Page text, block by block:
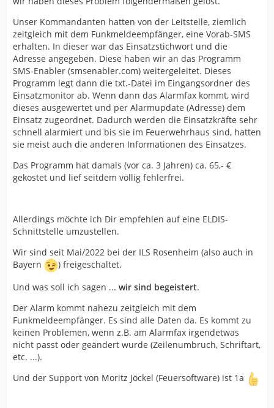
Unser Kommandanten hatten von der Leitstelle, ziemlich
zeitgleich mit dem Funkmeldeempfänger, eine Vorab-SMS
erhalten. In dieser war das Einsatzstichwort und die
Adresse angegeben. Diese haben wir an das Programm
SMS-Enabler (smsenabler.com) weitergeleitet. Dieses
Programm legt dann die txt.-Datei im Eingangsordner des
Einsatzmonitor ab. Wenn dann das Alarmfax kommt, wird
dieses ausgewertet und per Alarmupdate (Adresse) dem
Einsatz zugeordnet. Dadurch werden die Einsatzkräfte sehr
schnell alarmiert und bis sie im Feuerwehrhaus sind, hatten
sie meist auch die anderen Informationen des Einsatzes.
Das Programm hat damals (vor ca. 3 Jahren) ca. 65,- €
gekostet und lief seitdem völlig fehlerfrei.
Allerdings möchte ich Dir empfehlen auf eine ELDIS-
Schnittstelle umzustellen.
Wir sind seit Mai/2022 bei der ILS Rosenheim (also auch in
Bayern
) freigeschaltet.
Und was soll ich sagen ... wir sind begeistert.
Der Alarm kommt nahezu zeitgleich mit dem
Funkmeldeempfänger. Es sind alle Daten da. Es kommt zu
keinen Problemen, wenn z.B. am Alarmfax irgendetwas
nicht passt oder geändert wurde (Zeilenumbruch, Schriftart,
etc. ...).
Und der Support von Moritz Jöckel (Feuersoftware) ist 1a